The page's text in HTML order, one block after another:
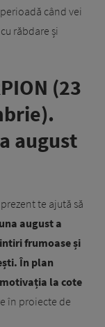
când vei
răbdare și
(23
august
te ajută să
august a
frumoase și
În plan
la cote
în proiecte de